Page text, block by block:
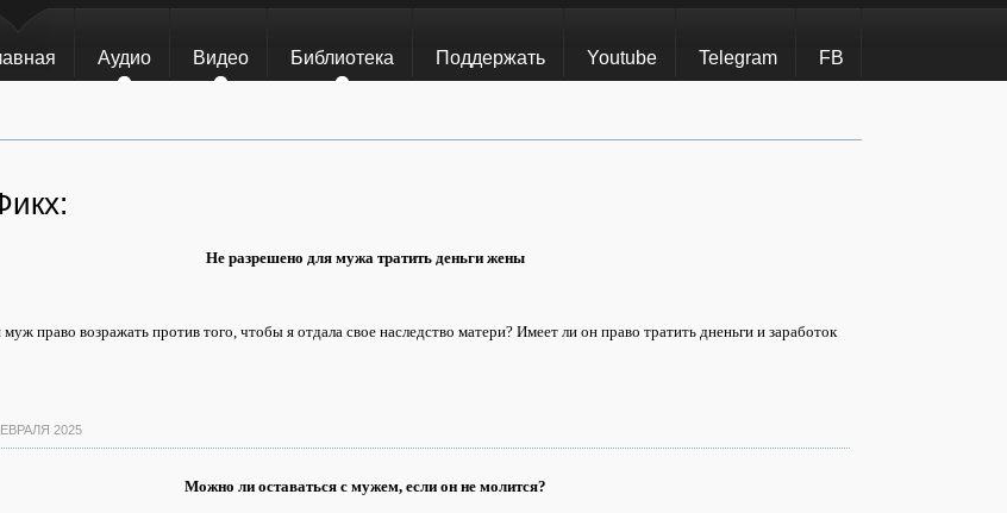
Аудио Видео Библиотека Поддержать Youtube Telegram FB
Не разрешено для мужа тратить деньги жены
право возражать против того, чтобы я отдала свое наследство матери? Имеет ли он право тратить дненьги и заработок
2025
Можно ли оставаться с мужем, если он не молится?